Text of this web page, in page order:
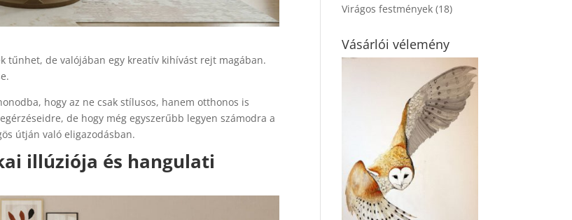
tűnhet, de valójában egy kreatív kihívást rejt magában.
hogy az ne csak stílusos, hanem otthonos is
de hogy még egyszerűbb legyen számodra a
útján való eligazodásban.
illúziója és hangulati
Virágos festmények (18)
Vásárlói vélemény